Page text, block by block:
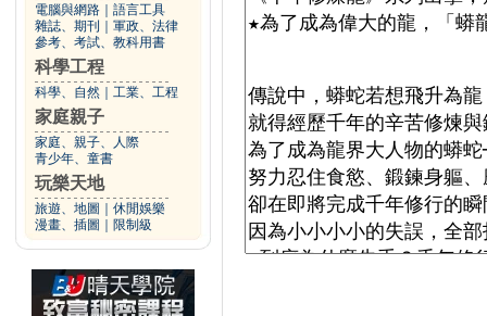
電腦與網路
語言工具
雜誌、期刊
軍政、法律
參考、考試、教科用書
科學工程
科學、自然 工業、工程
家庭親子
家庭、親子、人際
青少年、童書
玩樂天地
旅遊、地圖
休閒娛樂
漫畫、插圖
限制級